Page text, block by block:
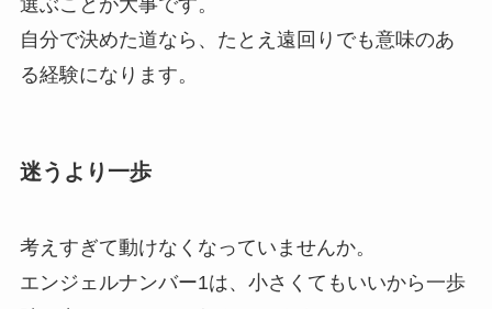
自分で決めた道なら、たとえ遠回りでも意味のあ
る経験になります。
迷うより一歩
考えすぎて動けなくなっていませんか。
エンジェルナンバー1は、小さくてもいいから一歩